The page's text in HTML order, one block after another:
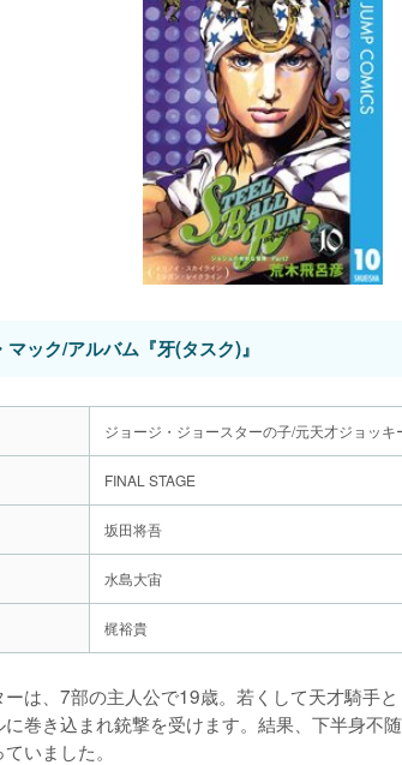
チューブラー・ベルズ
20th Century BOY
シビル・ウォー
チョコレート・ディスコ
ック/アルバム『牙(タスク)』
ジョージ・ジョースターの子/元天才ジョッキ
FINAL STAGE
坂田将吾
水島大宙
梶裕貴
は、7部の主人公で19歳。若くして天才騎手
巻き込まれ銃撃を受けます。結果、下半身不
いました。